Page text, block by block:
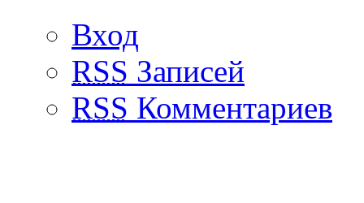
Вход
RSS Записей
RSS Комментариев